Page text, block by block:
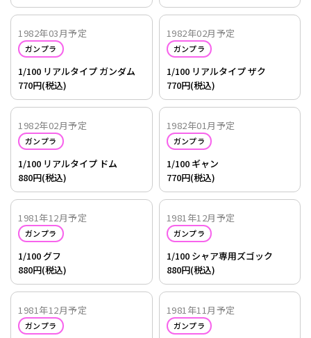
1982年03月予定
ガンプラ
1/100 リアルタイプ ガンダム
770円(税込)
1982年02月予定
ガンプラ
1/100 リアルタイプ ザク
770円(税込)
1982年02月予定
ガンプラ
1/100 リアルタイプ ドム
880円(税込)
1982年01月予定
ガンプラ
1/100 ギャン
770円(税込)
1981年12月予定
ガンプラ
1/100 グフ
880円(税込)
1981年12月予定
ガンプラ
1/100 シャア専用ズゴック
880円(税込)
1981年12月予定
ガンプラ
1981年11月予定
ガンプラ